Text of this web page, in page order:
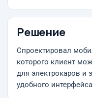
Решение
Спроектировал
которого клиент
для электрокаров и
удобного